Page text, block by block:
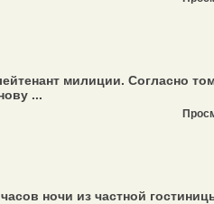
милиции. Согласно
...
ночи из частной